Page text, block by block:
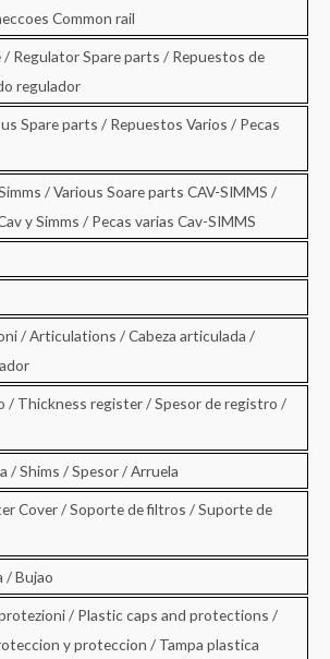
Common rail
/ Regulator Spare parts / Repuestos de
regulador
Spare parts / Repuestos Varios / Pecas
/ Various Soare parts CAV-SIMMS /
y Simms / Pecas varias Cav-SIMMS
/ Articulations / Cabeza articulada /
/ Thickness register / Spesor de registro /
/ Shims / Spesor / Arruela
Cover / Soporte de filtros / Suporte de
/ Bujao
/ Plastic caps and protections /
y proteccion / Tampa plastica